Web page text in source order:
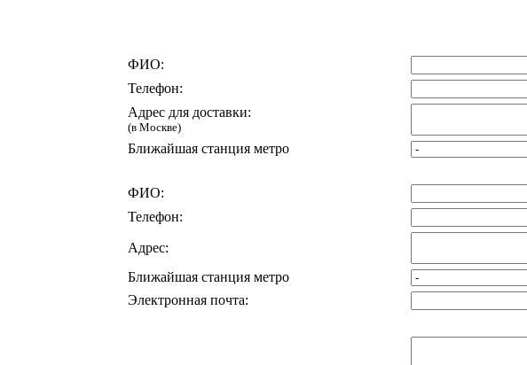
ФИО:
Телефон:
Адрес для доставки:
(в Москве)
Ближайшая станция метро
ФИО:
Телефон:
Адрес:
Ближайшая станция метро
Электронная почта: